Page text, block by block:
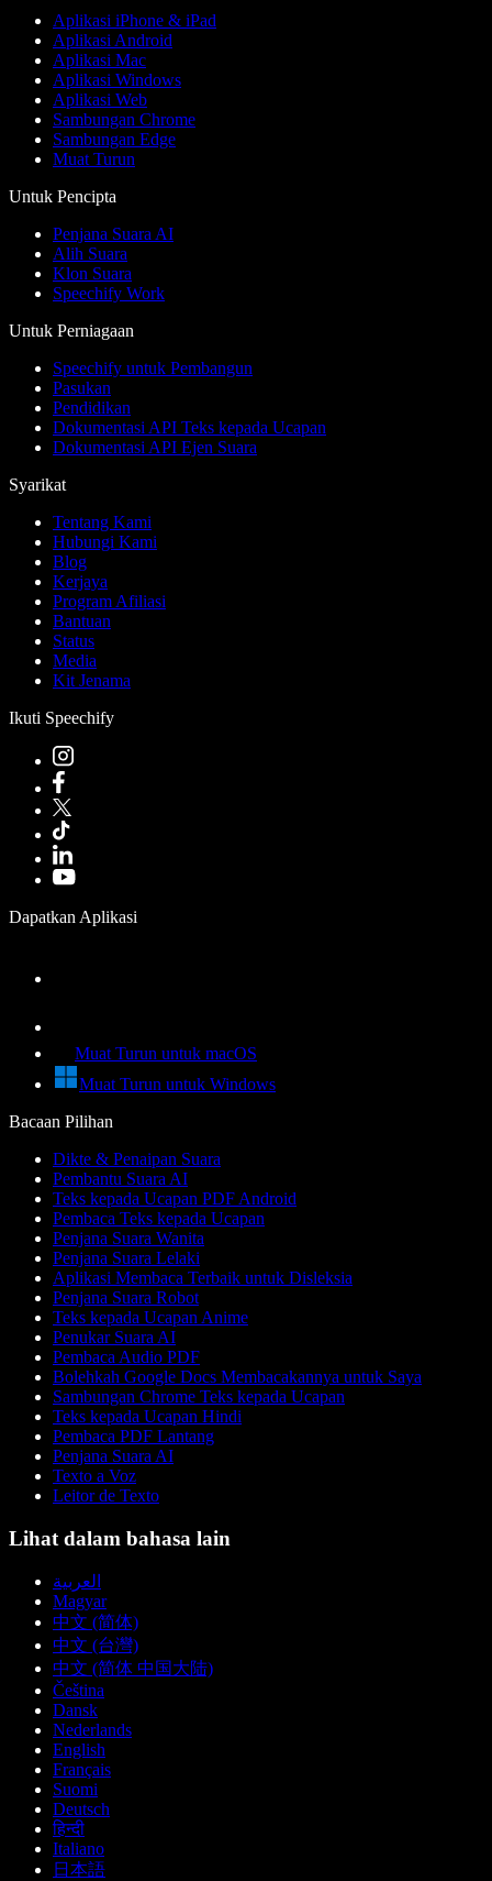
Aplikasi iPhone & iPad
Aplikasi Android
Aplikasi Mac
Aplikasi Windows
Aplikasi Web
Sambungan Chrome
Sambungan Edge
Muat Turun
Untuk Pencipta
Penjana Suara AI
Alih Suara
Klon Suara
Speechify Work
Untuk Perniagaan
Speechify untuk Pembangun
Pasukan
Pendidikan
Dokumentasi API Teks kepada Ucapan
Dokumentasi API Ejen Suara
Syarikat
Tentang Kami
Hubungi Kami
Blog
Kerjaya
Program Afiliasi
Bantuan
Status
Media
Kit Jenama
Ikuti Speechify
Dapatkan Aplikasi
Muat Turun untuk macOS
Muat Turun untuk Windows
Bacaan Pilihan
Dikte & Penaipan Suara
Pembantu Suara AI
Teks kepada Ucapan PDF Android
Pembaca Teks kepada Ucapan
Penjana Suara Wanita
Penjana Suara Lelaki
Aplikasi Membaca Terbaik untuk Disleksia
Penjana Suara Robot
Teks kepada Ucapan Anime
Penukar Suara AI
Pembaca Audio PDF
Bolehkah Google Docs Membacakannya untuk Saya
Sambungan Chrome Teks kepada Ucapan
Teks kepada Ucapan Hindi
Pembaca PDF Lantang
Penjana Suara AI
Texto a Voz
Leitor de Texto
Lihat dalam bahasa lain
العربية
Magyar
中文 (简体)
中文 (台灣)
中文 (简体 中国大陆)
Čeština
Dansk
Nederlands
English
Français
Suomi
Deutsch
हिन्दी
Italiano
日本語